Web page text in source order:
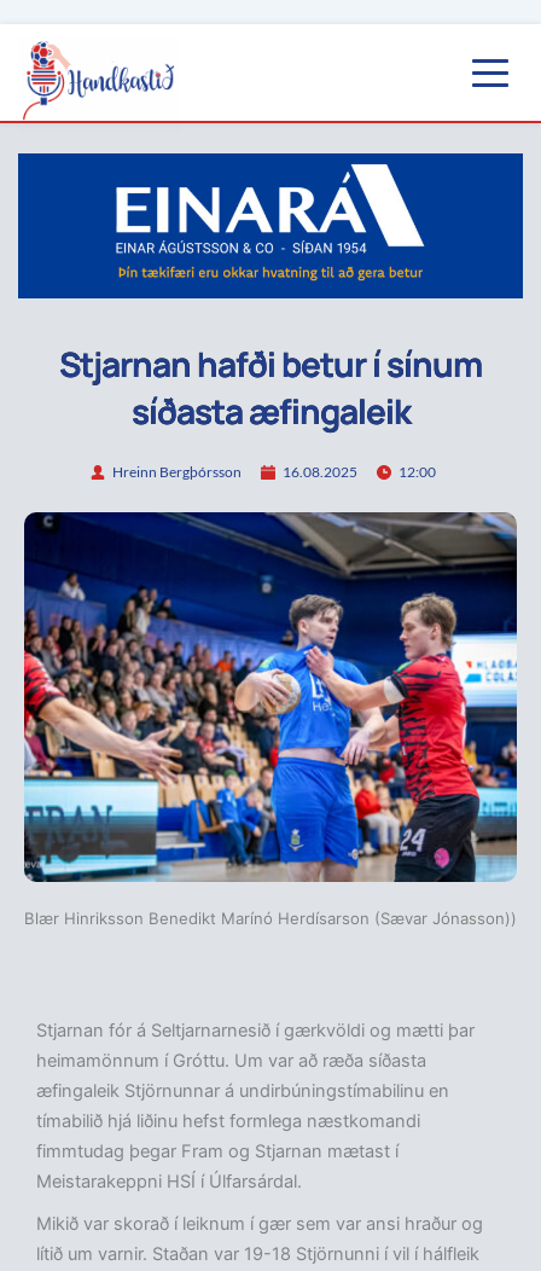
Stjarnan hafði betur í sínum
síðasta æfingaleik
Hreinn Bergþórsson 16.08.2025 12:00
Blær Hinriksson Benedikt Marínó Herdísarson (Sævar Jónasson))
Stjarnan fór á Seltjarnarnesið í gærkvöldi og mætti þar
heimamönnum í Gróttu. Um var að ræða síðasta
æfingaleik Stjörnunnar á undirbúningstímabilinu en
tímabilið hjá liðinu hefst formlega næstkomandi
fimmtudag þegar Fram og Stjarnan mætast í
Meistarakeppni HSÍ í Úlfarsárdal.
Mikið var skorað í leiknum í gær sem var ansi hraður og
lítið um varnir. Staðan var 19-18 Stjörnunni í vil í hálfleik